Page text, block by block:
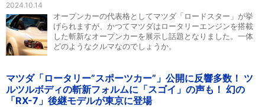
2024.10.14
オープンカーの代表格としてマツダ「ロードスター」が挙
げられますが、かつてマツダはロータリーエンジンを搭載
した斬新なオープンカーを展示し話題となりました。一体
どのようなクルマなのでしょうか。
マツダ「ロータリー”スポーツカー”」公開に反響多数！ ツ
ルツルボディの斬新フォルムに「スゴイ」の声も！ 幻の
「RX-7」後継モデルが東京に登場